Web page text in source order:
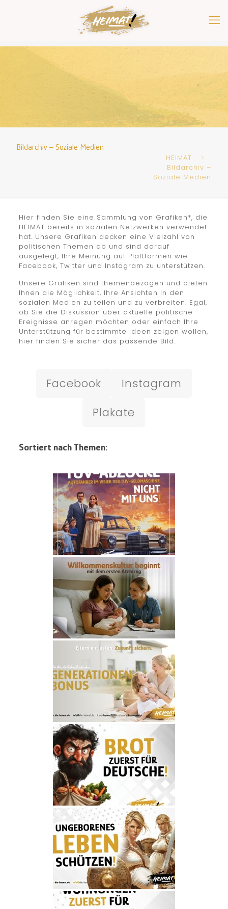
Bildarchiv – Soziale Medien
HEIMAT
Bildarchiv –
Soziale Medien
Hier finden Sie eine Sammlung von Grafiken*, die
HEIMAT bereits in sozialen Netzwerken verwendet
hat. Unsere Grafiken decken eine Vielzahl von
politischen Themen ab und sind darauf
ausgelegt, Ihre Meinung auf Plattformen wie
Facebook, Twitter und Instagram zu unterstützen.
Unsere Grafiken sind themenbezogen und bieten
Ihnen die Möglichkeit, Ihre Ansichten in den
sozialen Medien zu teilen und zu verbreiten. Egal,
ob Sie die Diskussion über aktuelle politische
Ereignisse anregen möchten oder einfach Ihre
Unterstützung für bestimmte Ideen zeigen wollen,
hier finden Sie sicher das passende Bild.
Facebook
Instagram
Plakate
Sortiert nach Themen: